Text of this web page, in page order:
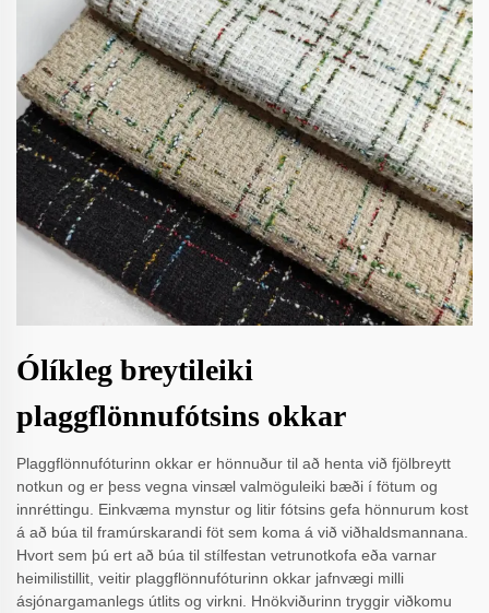
Ólíkleg breytileiki
plaggflönnufótsins okkar
Plaggflönnufóturinn okkar er hönnuður til að henta við fjölbreytt
notkun og er þess vegna vinsæl valmöguleiki bæði í fötum og
innréttingu. Einkvæma mynstur og litir fótsins gefa hönnurum kost
á að búa til framúrskarandi föt sem koma á við viðhaldsmannana.
Hvort sem þú ert að búa til stílfestan vetrunotkofa eða varnar
heimilistillit, veitir plaggflönnufóturinn okkar jafnvægi milli
ásjónargamanlegs útlits og virkni. Hnökviðurinn tryggir viðkomu